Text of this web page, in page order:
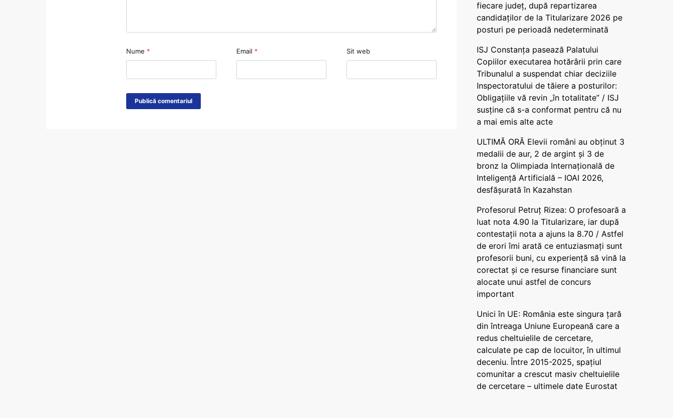
Nume * Email * Sit web
fiecare județ, după repartizarea
candidaților de la Titularizare 2026 pe
posturi pe perioadă nedeterminată
ISJ Constanța pasează Palatului
Copiilor executarea hotărârii prin care
Tribunalul a suspendat chiar deciziile
Inspectoratului de tăiere a posturilor:
Obligațiile vă revin „în totalitate” / ISJ
susține că s-a conformat pentru că nu
a mai emis alte acte
ULTIMĂ ORĂ Elevii români au obținut 3
medalii de aur, 2 de argint și 3 de
bronz la Olimpiada Internațională de
Inteligență Artificială – IOAI 2026,
desfășurată în Kazahstan
Profesorul Petruț Rizea: O profesoară a
luat nota 4.90 la Titularizare, iar după
contestații nota a ajuns la 8.70 / Astfel
de erori îmi arată ce entuziasmați sunt
profesorii buni, cu experiență să vină la
corectat și ce resurse financiare sunt
alocate unui astfel de concurs
important
Unici în UE: România este singura țară
din întreaga Uniune Europeană care a
redus cheltuielile de cercetare,
calculate pe cap de locuitor, în ultimul
deceniu. Între 2015-2025, spațiul
comunitar a crescut masiv cheltuielile
de cercetare – ultimele date Eurostat